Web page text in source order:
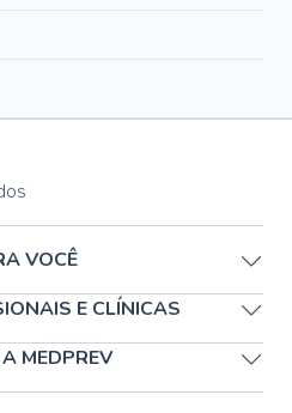
VOCÊ
E CLÍNICAS
MEDPREV